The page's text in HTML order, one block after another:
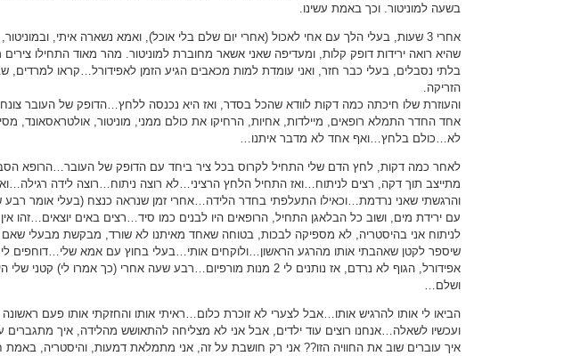
בשעה למוניטור. וכך באמת עשינו.
אחרי 3 שעות, בעלי הלך עם אחי לאכול (אחרי יום שלם בלי אוכל), ואמא נשארה איתי,
שהיא רואה ירידות דופק קלות, ומעדיפה שאני אשאר מחוברת למוניטור. מהר מאוד התחילו
בלתי נסבלים, בעלי כבר חזר, ואני עומדת למות מכאבים הגיע הזמן לאפידורל…קראו למרדים,
הזריקה.
והעוזרת שלו חיכתה כמה דקות לוודא שהכל בסדר, ואז היא נכנסה ללחץ…הדופק של העובר
אחד החדר התמלא רופאים, מיילדות, אחיות, הרחיקו את כולם ממני, מוניטור, אולטראסאונד,
לא…כולם בלחץ…ואף אחד לא מדבר איתנו…
לאחר כמה דקות, לחץ הדם שלי התחיל לקרוס בכל ציר ביחד עם הדופק של העובר…הרופא
מתייצב תוך דקה, רצים לניתוח…ואז התחיל הלחץ הרציני…לא רוצה ניתוח…רוצה לידה
והרגשתי שאני נרדמת…וכאילו התעלפתי בחדר הלידה…אחרי זמן שנראה כנצח (בעלי אומר רבע
עם ירידת מים, ושוב כל הבלאגן התחיל, הרופאים היו לבנים כמו סיד…רצים באים יוצאים…זהו
לניתוח אני בהיסטריה, לא מספיקה לבכות, בטוחה שאחד מאיתנו לא שורד, מבקשת מבעלי שאם
שיספר לקטן שאהבתי אותו מהרגע הראשון…ולוקחים אותי…בעלי בחוץ עם אמא שלי…דוחפים
אפידורל, הגוף לא נרדם, אז נותנים לי 2 מנות מורפיום…רבע שעה אחרי (כך אמרו לי)
ושלם…
הביאו לי אותו להרגיש אותו…אבל לצערי לא זוכרת כלום…ראיתי אותו והחזקתי אותו פעם ראשונה אחרי
ועכשיו לשאלה…אנחנו רוצים עוד ילדים, אבל אני לא מצליחה להתאושש מהלידה, איך מתגברים
איך עוברים שוב את החוויה הזו?? אני רק חושבת על זה, אני מתמלאת דמעות, והיסטריה,